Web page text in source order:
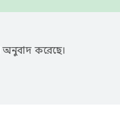
অনুবাদ করেছে।